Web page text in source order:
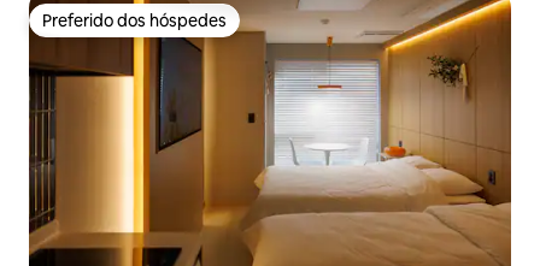
Preferido dos hóspedes
Preferido dos hóspedes